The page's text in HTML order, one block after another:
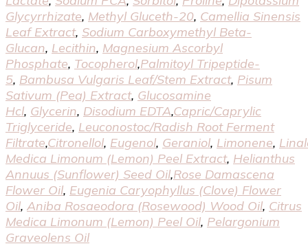
Glycyrrhizate, Methyl Gluceth-20, Camellia Sinensis
Leaf Extract, Sodium Carboxymethyl Beta-
Glucan, Lecithin, Magnesium Ascorbyl
Phosphate, Tocopherol,Palmitoyl Tripeptide-
5, Bambusa Vulgaris Leaf/​Stem Extract, Pisum
Sativum (Pea) Extract, Glucosamine
Hcl, Glycerin, Disodium EDTA,Capric/​Caprylic
Triglyceride, Leuconostoc/​Radish Root Ferment
Filtrate,Citronellol, Eugenol, Geraniol, Limonene,
Medica Limonum (Lemon) Peel Extract, Helianthus
Annuus (Sunflower) Seed Oil,Rose Damascena
Flower Oil, Eugenia Caryophyllus (Clove) Flower
Oil, Aniba Rosaeodora (Rosewood) Wood Oil, Citrus
Medica Limonum (Lemon) Peel Oil, Pelargonium
Graveolens Oil